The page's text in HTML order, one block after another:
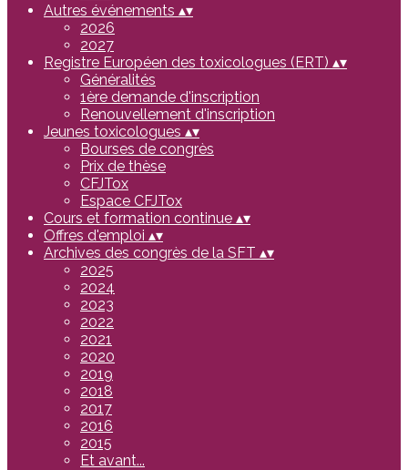
Autres événements ▴▾
2026
2027
Registre Européen des toxicologues (ERT) ▴▾
Généralités
1ère demande d'inscription
Renouvellement d'inscription
Jeunes toxicologues ▴▾
Bourses de congrès
Prix de thèse
CFJTox
Espace CFJTox
Cours et formation continue ▴▾
Offres d'emploi ▴▾
Archives des congrès de la SFT ▴▾
2025
2024
2023
2022
2021
2020
2019
2018
2017
2016
2015
Et avant...